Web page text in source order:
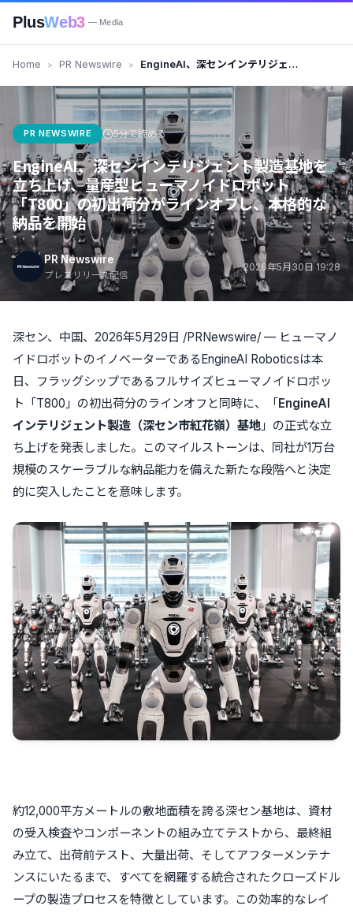
PlusWeb3 — Media
Home PR Newswire
EngineAI、深センインテリジェ
ヒューマノイドロボット
「T800」の初出荷分がラインオ
フし、本格的な納品を開始
PR NEWSWIRE 5分で読める
EngineAI、深センインテリジェント製造基地を
立ち上げ、量産型ヒューマノイドロボット
「T800」の初出荷分がラインオフし、本格的な
納品を開始
PR Newswire
プレスリリース配信
2026年5月30日 19:28
深セン、中国、2026年5月29日 /PRNewswire/ — ヒューマノ
イドロボットのイノベーターであるEngineAI Roboticsは本
日、フラッグシップであるフルサイズヒューマノイドロボッ
ト「T800」の初出荷分のラインオフと同時に、「EngineAI
インテリジェント製造（深セン市紅花嶺）基地 」の正式な立
ち上げを発表しました。このマイルストーンは、同社が1万台
規模のスケーラブルな納品能力を備えた新たな段階へと決定
的に突入したことを意味します。
約12,000平方メートルの敷地面積を誇る深セン基地は、資材
の受入検査やコンポーネントの組み立てテストから、最終組
み立て、出荷前テスト、大量出荷、そしてアフターメンテナ
ンスにいたるまで、すべてを網羅する統合されたクローズドル
ープの製造プロセスを特徴としています。この効率的なレイ